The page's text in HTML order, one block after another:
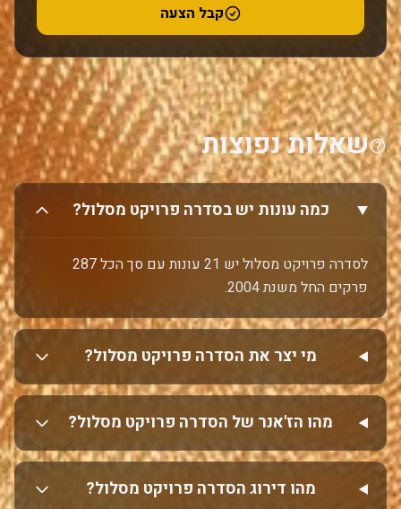
קבל הצעה
שאלות נפוצות
כמה עונות יש בסדרה פרויקט מסלול?
לסדרה פרויקט מסלול יש 21 עונות עם סך הכל 287
פרקים החל משנת 2004.
מי יצר את הסדרה פרויקט מסלול?
מהו הז'אנר של הסדרה פרויקט מסלול?
מהו דירוג הסדרה פרויקט מסלול?